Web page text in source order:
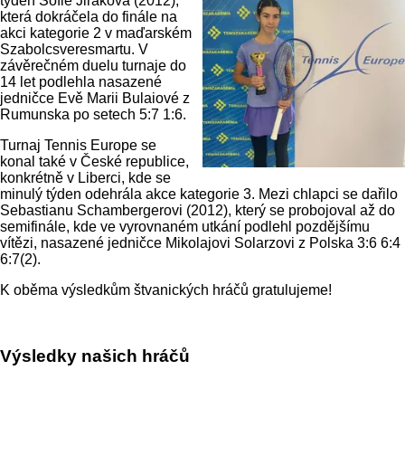
která dokráčela do finále na
akci kategorie 2 v maďarském
Szabolcsveresmartu. V
závěrečném duelu turnaje do
14 let podlehla nasazené
jedničce Evě Marii Bulaiové z
Rumunska po setech 5:7 1:6.
Turnaj Tennis Europe se
konal také v České republice,
konkrétně v Liberci, kde se
minulý týden odehrála akce kategorie 3. Mezi chlapci se dařilo
Sebastianu Schambergerovi (2012), který se probojoval až do
semifinále, kde ve vyrovnaném utkání podlehl pozdějšímu
vítězi, nasazené jedničce Mikolajovi Solarzovi z Polska 3:6 6:4
6:7(2).
K oběma výsledkům štvanických hráčů gratulujeme!
Výsledky našich hráčů